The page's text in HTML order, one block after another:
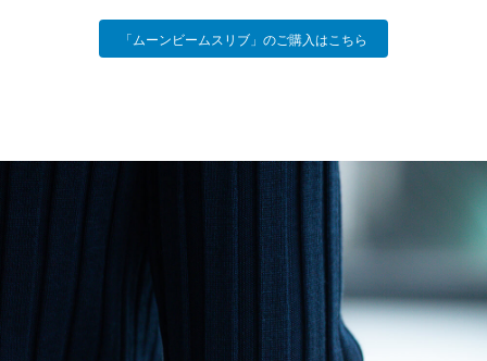
「ムーンビームスリブ」のご購入はこちら